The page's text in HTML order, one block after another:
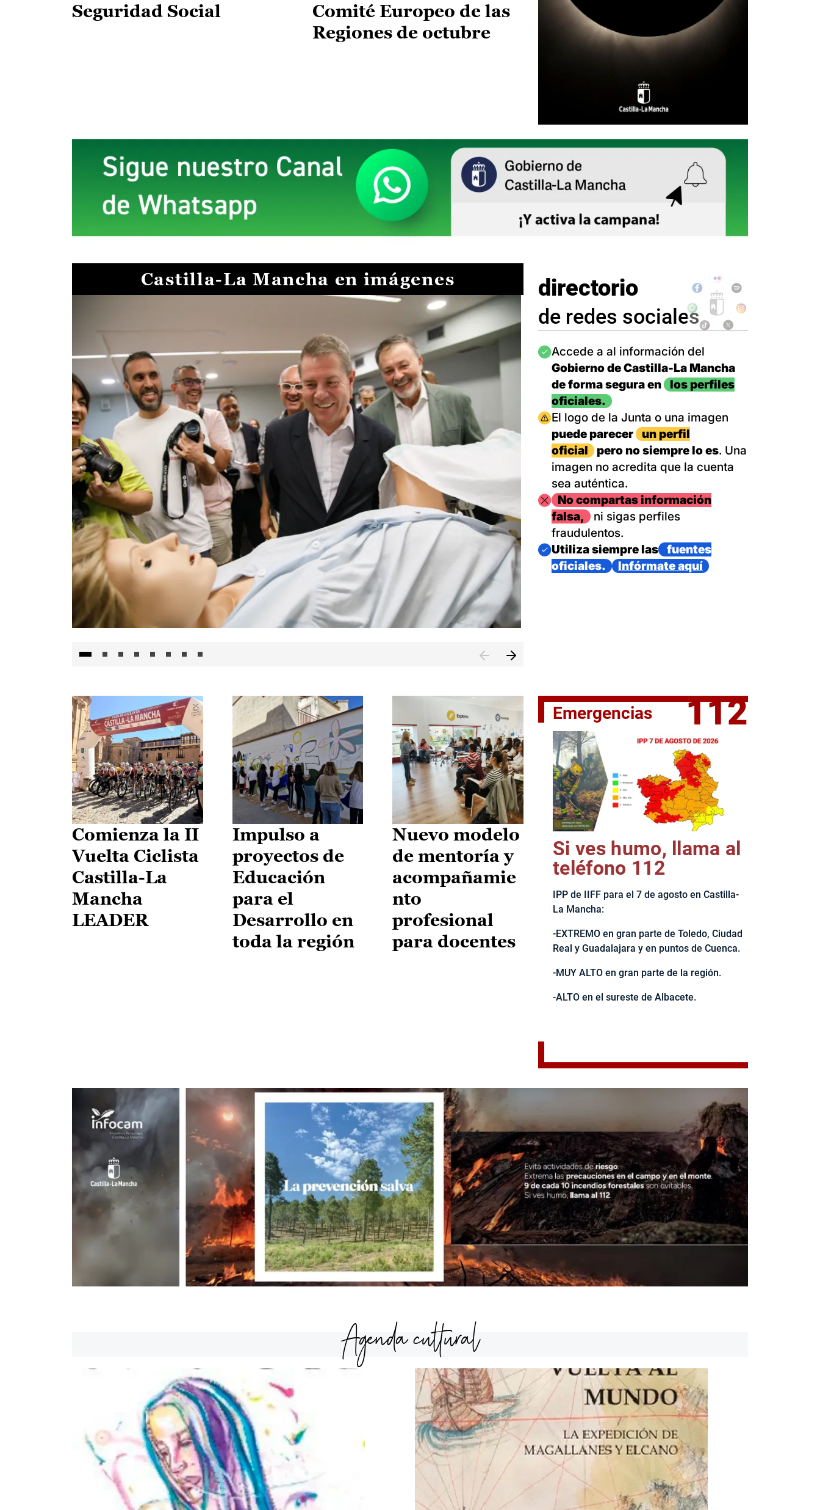
Seguridad Social
Comité Europeo de las
Regiones de octubre
Castilla-La Mancha en imágenes
El jefe del Ejecutivo castellanomanchego, Emiliano García-
directorio
de redes sociales
Imagen
Accede a al información del
Gobierno de Castilla-La Mancha
de forma segura en
los perfiles
oficiales.
Imagen
El logo de la Junta o una imagen
puede parecer
un perfil
oficial
pero no siempre lo es. Una
imagen no acredita que la cuenta
sea auténtica.
ImagenNo compartas información
falsa,
ni sigas perfiles
fraudulentos.
Imagen
Utiliza siempre las
fuentes
oficiales.
Infórmate aquí
Comienza la II
Vuelta Ciclista
Castilla-La
Mancha
LEADER
Impulso a
proyectos de
Educación
para el
Desarrollo en
toda la región
Nuevo modelo
de mentoría y
acompañamie
nto
profesional
para docentes
Emergencias 112
Si ves humo, llama al
teléfono 112
IPP de IIFF para el 7 de agosto en Castilla-
La Mancha:
-EXTREMO en gran parte de Toledo, Ciudad
Real y Guadalajara y en puntos de Cuenca.
-MUY ALTO en gran parte de la región.
-ALTO en el sureste de Albacete.
Agenda cultural